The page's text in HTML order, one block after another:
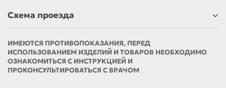
Схема проезда
ИМЕЮТСЯ ПРОТИВОПОКАЗАНИЯ, ПЕРЕД
ИСПОЛЬЗОВАНИЕМ ИЗДЕЛИЙ И ТОВАРОВ НЕОБХОДИМО
ОЗНАКОМИТЬСЯ С ИНСТРУКЦИЕЙ И
ПРОКОНСУЛЬТИРОВАТЬСЯ С ВРАЧОМ